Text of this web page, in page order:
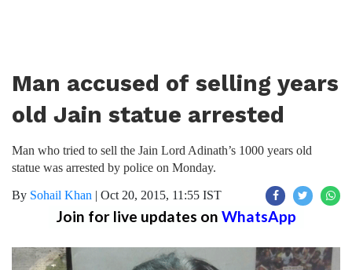
Man accused of selling years
old Jain statue arrested
Man who tried to sell the Jain Lord Adinath’s 1000 years old
statue was arrested by police on Monday.
By Sohail Khan | Oct 20, 2015, 11:55 IST
Join for live updates on WhatsApp